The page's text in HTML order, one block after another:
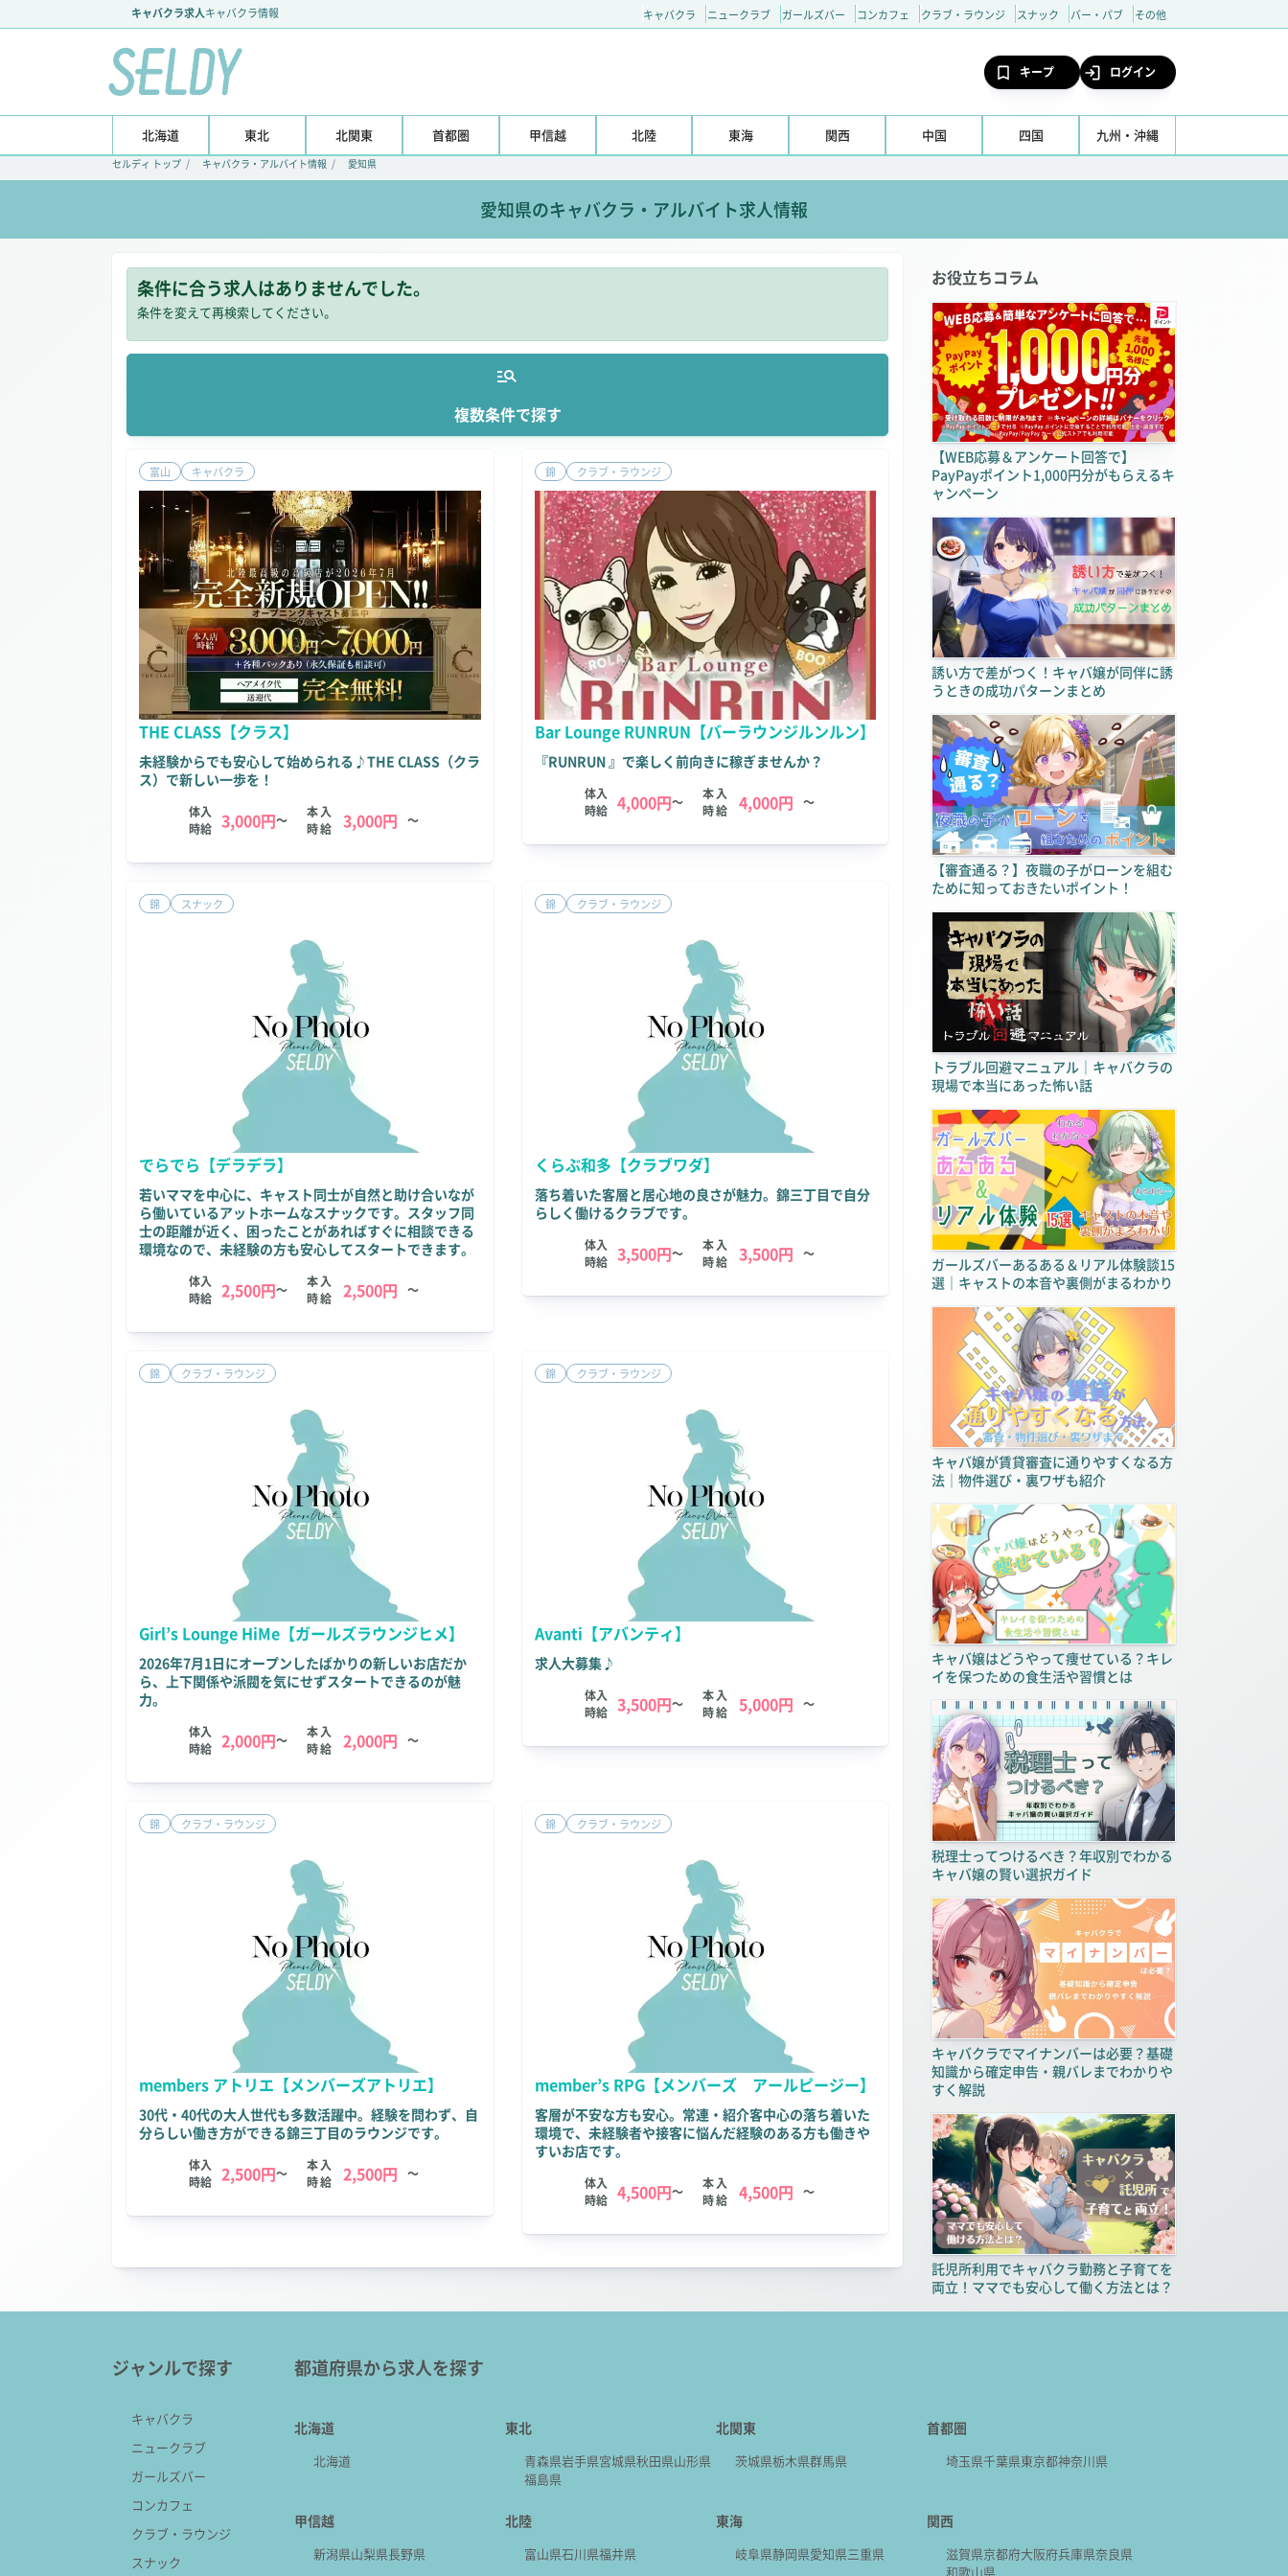
キャバクラ求人キャバクラ情報 キャバクラ ニュークラブ ガールズバー コンカフェ クラブ・ラウンジ スナック バー・パブ その他
キープ ログイン
北海道 東北 北関東 首都圏 甲信越 北陸 東海 関西 中国 四国 九州・沖縄
セルディ トップ キャバクラ・アルバイト情報 愛知県
愛知県のキャバクラ・アルバイト求人情報
第1エリアelement is not allowed.
第2エリアelement is not allowed.
in the業種element is not allowed.
条件に合う求人はありませんでした。
条件を変えて再検索してください。
複数条件で探す
富山 キャバクラ
THE CLASS【クラス】
未経験からでも安心して始められる♪THE CLASS（クラ
ス）で新しい一歩を！
体入
時給
3,000円～
本入
時給
3,000円 ～
錦 クラブ・ラウンジ
Bar Lounge RUNRUN【バーラウンジルンルン】
『RUNRUN 』で楽しく前向きに稼ぎませんか？
体入
時給
4,000円～
本入
時給
4,000円 ～
錦 スナック
でらでら【デラデラ】
若いママを中心に、キャスト同士が自然と助け合いなが
ら働いているアットホームなスナックです。スタッフ同
士の距離が近く、困ったことがあればすぐに相談できる
環境なので、未経験の方も安心してスタートできます。
体入
時給
2,500円～
本入
時給
2,500円 ～
錦 クラブ・ラウンジ
くらぶ和多【クラブワダ】
落ち着いた客層と居心地の良さが魅力。錦三丁目で自分
らしく働けるクラブです。
体入
時給
3,500円～
本入
時給
3,500円 ～
錦 クラブ・ラウンジ
Girl’s Lounge HiMe【ガールズラウンジヒメ】
2026年7月1日にオープンしたばかりの新しいお店だか
ら、上下関係や派閥を気にせずスタートできるのが魅
力。
体入
時給
2,000円～
本入
時給
2,000円 ～
錦 クラブ・ラウンジ
Avanti【アバンティ】
求人大募集♪
体入
時給
3,500円～
本入
時給
5,000円 ～
錦 クラブ・ラウンジ
members アトリエ【メンバーズアトリエ】
30代・40代の大人世代も多数活躍中。経験を問わず、自
分らしい働き方ができる錦三丁目のラウンジです。
体入
時給
2,500円～
本入
時給
2,500円 ～
錦 クラブ・ラウンジ
member’s RPG【メンバーズ アールピージー】
客層が不安な方も安心。常連・紹介客中心の落ち着いた
環境で、未経験者や接客に悩んだ経験のある方も働きや
すいお店です。
体入
時給
4,500円～
本入
時給
4,500円 ～
お役立ちコラム
【WEB応募＆アンケート回答で】
PayPayポイント1,000円分がもらえるキ
ャンペーン
誘い方で差がつく！キャバ嬢が同伴に誘
うときの成功パターンまとめ
【審査通る？】夜職の子がローンを組む
ために知っておきたいポイント！
トラブル回避マニュアル｜キャバクラの
現場で本当にあった怖い話
ガールズバーあるある＆リアル体験談15
選｜キャストの本音や裏側がまるわかり
キャバ嬢が賃貸審査に通りやすくなる方
法｜物件選び・裏ワザも紹介
キャバ嬢はどうやって痩せている？キレ
イを保つための食生活や習慣とは
税理士ってつけるべき？年収別でわかる
キャバ嬢の賢い選択ガイド
キャバクラでマイナンバーは必要？基礎
知識から確定申告・親バレまでわかりや
すく解説
託児所利用でキャバクラ勤務と子育てを
両立！ママでも安心して働く方法とは？
ジャンルで探す
キャバクラ
ニュークラブ
ガールズバー
コンカフェ
クラブ・ラウンジ
スナック
都道府県から求人を探す
北海道
北海道
東北
青森県岩手県宮城県秋田県山形県
福島県
北関東
茨城県栃木県群馬県
首都圏
埼玉県千葉県東京都神奈川県
甲信越
新潟県山梨県長野県
北陸
富山県石川県福井県
東海
岐阜県静岡県愛知県三重県
関西
滋賀県京都府大阪府兵庫県奈良県
和歌山県